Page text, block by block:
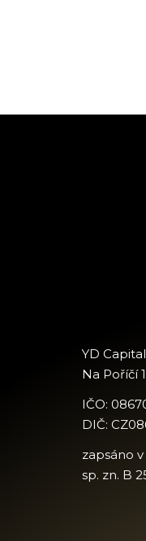
YD
Na Poříčí
IČO:
DIČ:
zapsáno
sp. zn. B